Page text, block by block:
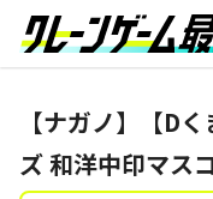
【ナガノ】【D
ズ 和洋中印マス